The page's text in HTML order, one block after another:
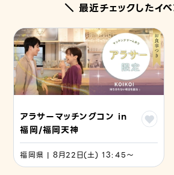
＼ 最近チェックしたイ
アラサーマッチングコン in
福岡/福岡天神
福岡県 | 8月22日(土) 13:45〜